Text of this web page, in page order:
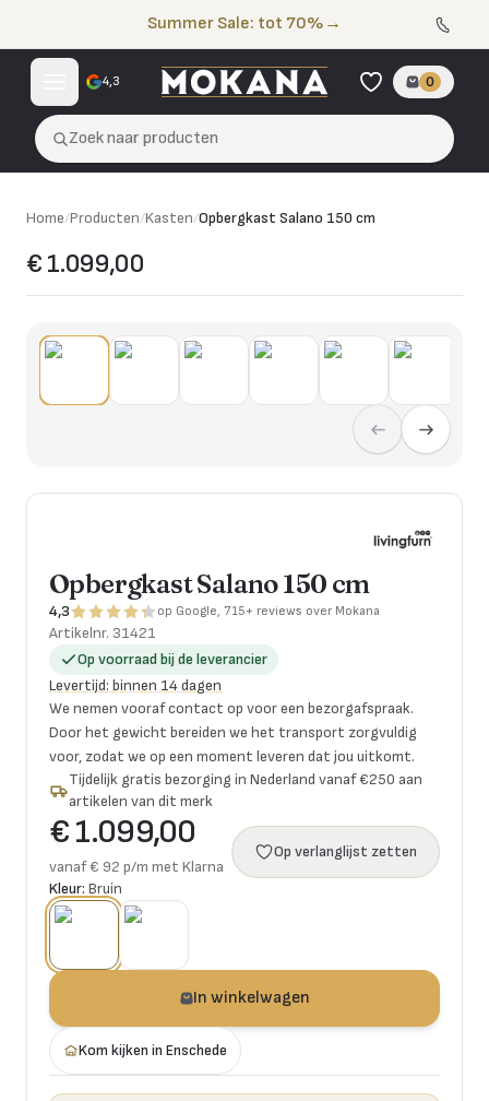
Summer Sale: tot 70% →
4,3 0
Zoek naar producten
Home/Producten/Kasten/Opbergkast Salano 150 cm
€ 1.099,00
Opbergkast Salano 150 cm
4,3 op Google, 715+ reviews over Mokana
Artikelnr. 31421
Op voorraad bij de leverancier
Levertijd: binnen 14 dagen
We nemen vooraf contact op voor een bezorgafspraak.
Door het gewicht bereiden we het transport zorgvuldig
voor, zodat we op een moment leveren dat jou uitkomt.
Tijdelijk gratis bezorging in Nederland vanaf €250 aan
artikelen van dit merk
€ 1.099,00
vanaf € 92 p/m met Klarna
Op verlanglijst zetten
Kleur: Bruin
In winkelwagen
Kom kijken in Enschede